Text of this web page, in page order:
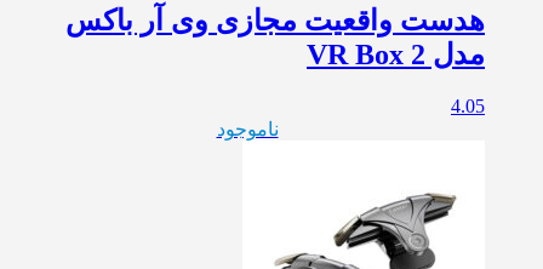
هدست واقعیت مجازی وی آر باکس
مدل VR Box 2
4.05
ناموجود